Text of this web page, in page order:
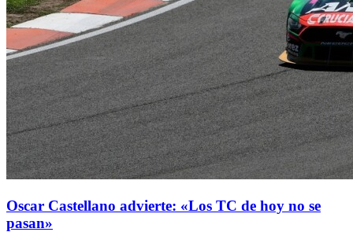
Oscar Castellano advierte: «Los TC de hoy no se
pasan»